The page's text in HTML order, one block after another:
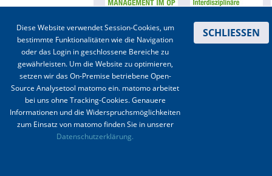
Autoren-Service
Bestell-Service
Stellenmarkt
Kongresskalender
Kontakt | Impressum | Datenschutz | Haftungsausschluss
Diese Website verwendet Session-Cookies, um
bestimmte Funktionalitäten wie die Navigation
oder das Login in geschlossene Bereiche zu
gewährleisten. Um die Website zu optimieren,
setzen wir das On-Premise betriebene Open-
Source Analysetool matomo ein. matomo arbeitet
bei uns ohne Tracking-Cookies. Genauere
Informationen und die Widerspruchsmöglichkeiten
zum Einsatz von matomo finden Sie in unserer
Datenschutzerklärung.
SCHLIESSEN